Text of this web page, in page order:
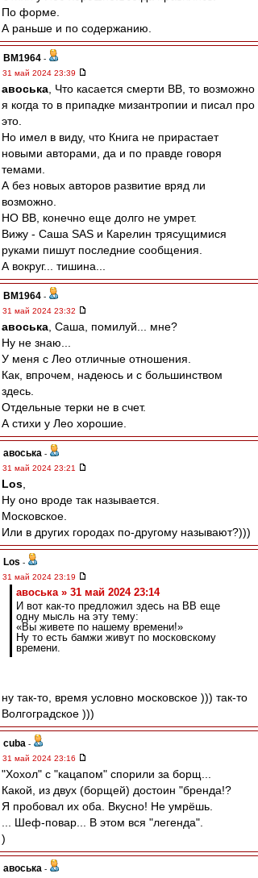
По форме.
А раньше и по содержанию.
BM1964 -
31 май 2024 23:39
авоська , Что касается смерти ВВ, то возможно
я когда то в припадке мизантропии и писал про
это.
Но имел в виду, что Книга не прирастает
новыми авторами, да и по правде говоря
темами.
А без новых авторов развитие вряд ли
возможно.
НО ВВ, конечно еще долго не умрет.
Вижу - Саша SAS и Карелин трясущимися
руками пишут последние сообщения.
А вокруг... тишина...
BM1964 -
31 май 2024 23:32
авоська , Саша, помилуй... мне?
Ну не знаю...
У меня с Лео отличные отношения.
Как, впрочем, надеюсь и с большинством
здесь.
Отдельные терки не в счет.
А стихи у Лео хорошие.
авоська -
31 май 2024 23:21
Los
Ну оно вроде так называется.
Московское.
Или в других городах по-другому называют?)))
Los -
31 май 2024 23:19
авоська » 31 май 2024 23:14
И вот как-то предложил здесь на ВВ еще
одну мысль на эту тему:
«Вы живете по нашему времени!»
Ну то есть бамжи живут по московскому
времени.
ну так-то, время условно московское ))) так-то
Волгоградское )))
cuba -
31 май 2024 23:16
"Хохол" с "кацапом" спорили за борщ...
Какой, из двух (борщей) достоин "бренда!?
Я пробовал их оба. Вкусно! Не умрёшь.
... Шеф-повар... В этом вся "легенда".
)
авоська -